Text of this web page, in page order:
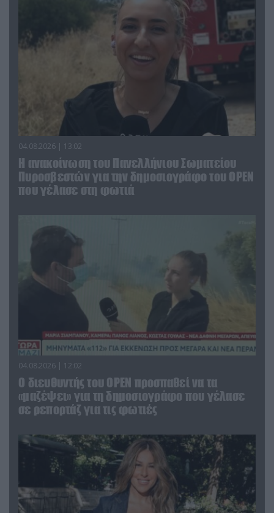
04.08.2026 | 13:02
Η ανακοίνωση του Πανελλήνιου Σωματείου
Πυροσβεστών για την δημοσιογράφο του OPEN
που γέλασε στη φωτιά
04.08.2026 | 12:02
O διευθυντής του OPEN προσπαθεί να τα
«μαζέψει» για τη δημοσιογράφο που γέλασε
σε ρεπορτάζ για τις φωτιές